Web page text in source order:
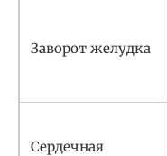
Заворот желудка
Сердечная